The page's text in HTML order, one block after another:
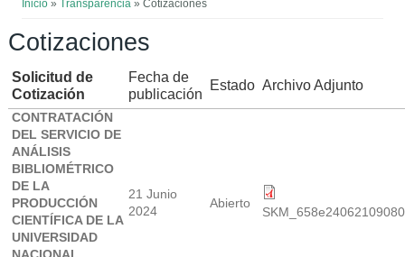
Inicio »Transparencia » Cotizaciones
Cotizaciones
Solicitud de
Cotización
Fecha de
publicación
Estado Archivo Adjunto
CONTRATACIÓN
DEL SERVICIO DE
ANÁLISIS
BIBLIOMÉTRICO
DE LA
PRODUCCIÓN
CIENTÍFICA DE LA
UNIVERSIDAD
21 Junio
2024
Abierto